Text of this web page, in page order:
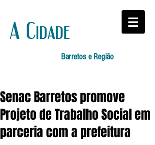
A Cidade
Barretos e Região
Senac Barretos promove
Projeto de Trabalho Social em
parceria com a prefeitura